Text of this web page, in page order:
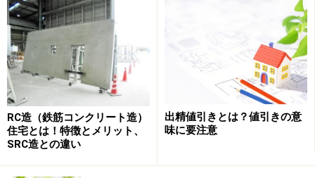
さて、今回で10回目となる高齢者仕様住宅の新築連載シ
リーズ。本稿では両親宅の地震対策をご紹介します。完
成してしまうと隠れて見えなくなる所ほど、耐震性能を
発揮する技法が隠されていました。
RC造（鉄筋コンクリート造）
住宅とは！特徴とメリット、
SRC造との違い
出精値引きとは？値引きの意
味に要注意